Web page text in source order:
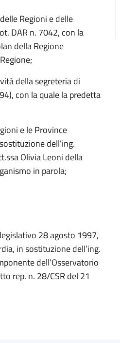
Regioni e delle
DAR n. 7042, con la
della Regione
della segreteria di
con la quale la predetta
e le Province
dell’ing.
Olivia Leoni della
in parola;
28 agosto 1997,
in sostituzione dell’ing.
dell’Osservatorio
rep. n. 28/CSR del 21